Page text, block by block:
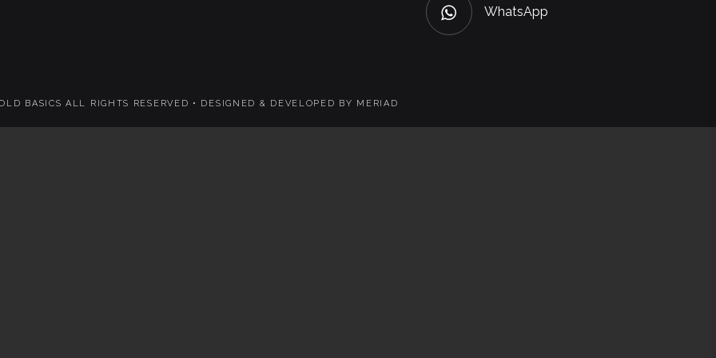
WhatsApp
BASICS ALL RIGHTS RESERVED • DESIGNED & DEVELOPED BY MERIAD